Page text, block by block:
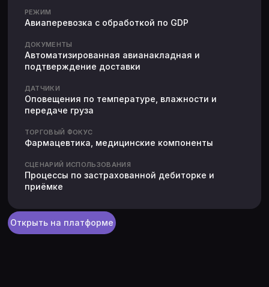
РЕЖИМ
Авиаперевозка с обработкой по GDP
ДОКУМЕНТЫ
Автоматизированная авианакладная и
подтверждение доставки
ДАТЧИКИ
Оповещения по температуре, влажности и
передаче груза
ТОРГОВЫЙ ФОКУС
Фармацевтика, медицинские компоненты
СЦЕНАРИЙ ИСПОЛЬЗОВАНИЯ
Процессы по застрахованной дебиторке и
приёмке
Открыть на платформе